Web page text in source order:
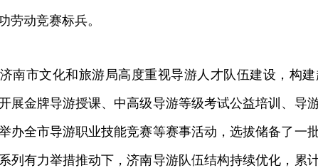
劳动竞赛标兵。
文化和旅游局高度重视导游人才队伍建设，构建
展金牌导游授课、中高级导游等级考试公益培训、导
办全市导游职业技能竞赛等赛事活动，选拔储备了一
列有力举措推动下，济南导游队伍结构持续优化，累